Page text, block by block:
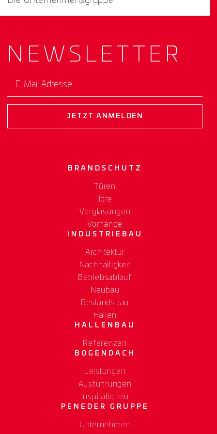
NEWS­ LETTER
E-Mail Adresse
JETZT ANMELDEN
BRANDSCHUTZ
Türen
Tore
Verglasungen
Vorhänge
INDUSTRIEBAU
Architektur
Nachhaltigkeit
Betriebsablauf
Neubau
Bestandsbau
Hallen
HALLENBAU
Referenzen
BOGENDACH
Leistungen
Ausführungen
Inspirationen
PENEDER GRUPPE
Unternehmen